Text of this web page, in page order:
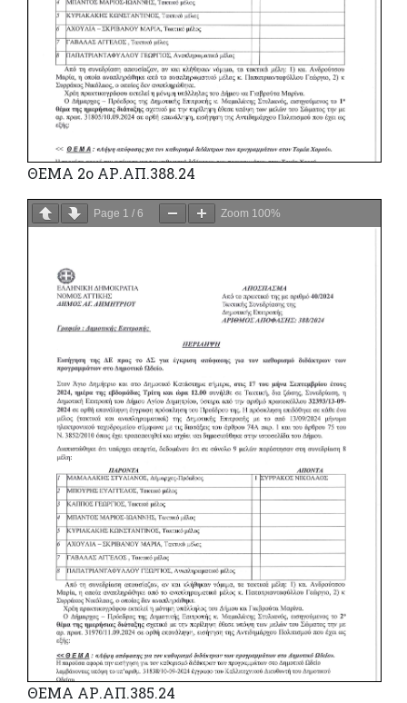
ΘΕΜΑ 2ο ΑΡ.ΑΠ.388.24
Page 1 / 6 Zoom 100%
ΘΕΜΑ ΑΡ.ΑΠ.385.24